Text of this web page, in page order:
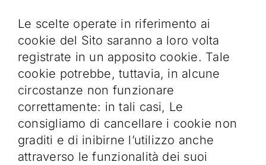
Le scelte operate in riferimento ai
cookie del Sito saranno a loro volta
registrate in un apposito cookie. Tale
cookie potrebbe, tuttavia, in alcune
circostanze non funzionare
correttamente: in tali casi, Le
consigliamo di cancellare i cookie non
graditi e di inibirne l’utilizzo anche
attraverso le funzionalità dei suoi